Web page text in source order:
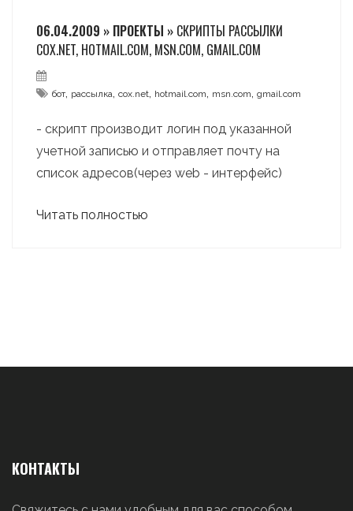
06.04.2009 » ПРОЕКТЫ » СКРИПТЫ РАССЫЛКИ
COX.NET, HOTMAIL.COM, MSN.COM, GMAIL.COM
бот, рассылка, cox.net, hotmail.com, msn.com, gmail.com
- скрипт производит логин под указанной
учетной записью и отправляет почту на
список адресов(через web - интерфейс)
Читать полностью
КОНТАКТЫ